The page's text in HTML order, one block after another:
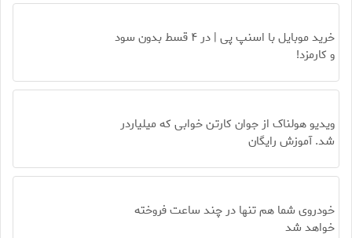
خرید موبایل با اسنپ پی | در ۴ قسط بدون سود
و کارمزد!
ویدیو هولناک از جوان کارتن خوابی که میلیاردر
شد. آموزش رایگان
خودروی شما هم تنها در چند ساعت فروخته
خواهد شد